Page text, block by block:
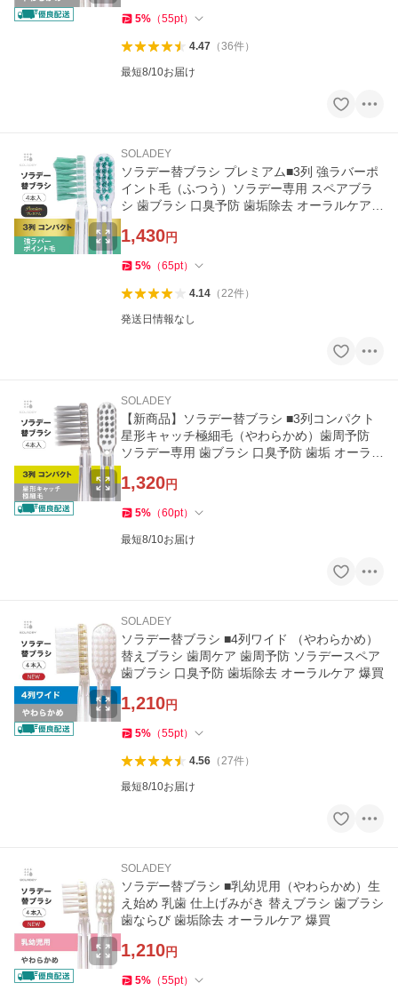
5% （55pt）
4.47（36件）
最短8/10お届け
SOLADEY
ソラデー替ブラシ プレミアム■3列 強ラバーポ
イント毛（ふつう）ソラデー専用 スペアブラ
シ 歯ブラシ 口臭予防 歯垢除去 オーラルケア
1,430円
5% （65pt）
4.14（22件）
発送日情報なし
SOLADEY
【新商品】ソラデー替ブラシ ■3列コンパクト
星形キャッチ極細毛（やわらかめ）歯周予防
ソラデー専用 歯ブラシ 口臭予防 歯垢 オーラル
1,320円
5% （60pt）
最短8/10お届け
SOLADEY
ソラデー替ブラシ ■4列ワイド （やわらかめ）
替えブラシ 歯周ケア 歯周予防 ソラデースペア
歯ブラシ 口臭予防 歯垢除去 オーラルケア 爆買
1,210円
5% （55pt）
4.56（27件）
最短8/10お届け
SOLADEY
ソラデー替ブラシ ■乳幼児用（やわらかめ）生
え始め 乳歯 仕上げみがき 替えブラシ 歯ブラシ
歯ならび 歯垢除去 オーラルケア 爆買
1,210円
5% （55pt）